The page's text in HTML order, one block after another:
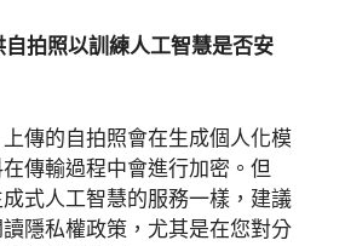
拍照以訓練人工智慧是否安
傳的自拍照會在生成個人化模
傳輸過程中會進行加密。但
式人工智慧的服務一樣，建議
隱私權政策，尤其是在您對分